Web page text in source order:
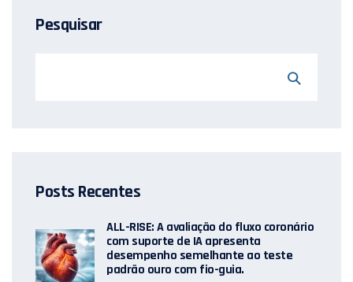
Pesquisar
Posts Recentes
ALL-RISE: A avaliação do fluxo coronário
com suporte de IA apresenta
desempenho semelhante ao teste
padrão ouro com fio-guia.